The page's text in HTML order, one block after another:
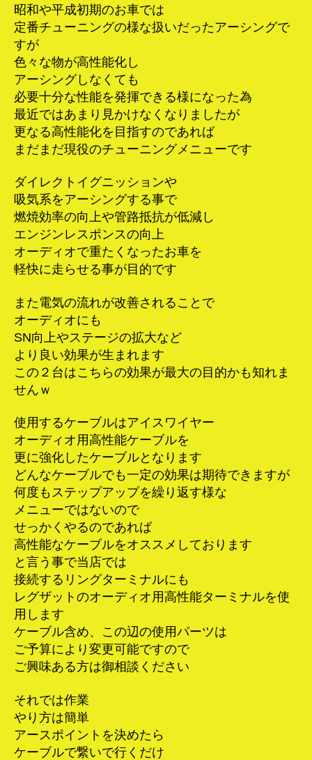
昭和や平成初期のお車では
定番チューニングの様な扱いだったアーシングで
すが
色々な物が高性能化し
アーシングしなくても
必要十分な性能を発揮できる様になった為
最近ではあまり見かけなくなりましたが
更なる高性能化を目指すのであれば
まだまだ現役のチューニングメニューです
ダイレクトイグニッションや
吸気系をアーシングする事で
燃焼効率の向上や管路抵抗が低減し
エンジンレスポンスの向上
オーディオで重たくなったお車を
軽快に走らせる事が目的です
また電気の流れが改善されることで
オーディオにも
SN向上やステージの拡大など
より良い効果が生まれます
この２台はこちらの効果が最大の目的かも知れま
せんｗ
使用するケーブルはアイスワイヤー
オーディオ用高性能ケーブルを
更に強化したケーブルとなります
どんなケーブルでも一定の効果は期待できますが
何度もステップアップを繰り返す様な
メニューではないので
せっかくやるのであれば
高性能なケーブルをオススメしております
と言う事で当店では
接続するリングターミナルにも
レグザットのオーディオ用高性能ターミナルを使
用します
ケーブル含め、この辺の使用パーツは
ご予算により変更可能ですので
ご興味ある方は御相談ください
それでは作業
やり方は簡単
アースポイントを決めたら
ケーブルで繋いで行くだけ